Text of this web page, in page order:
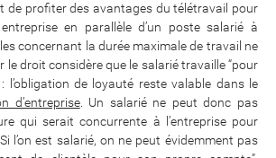
de profiter des avantages du télétravail pour
en parallèle d’un poste salarié à
concernant la durée maximale de travail ne
le droit considère que le salarié travaille “pour
l’obligation de loyauté reste valable dans le
d’entreprise. Un salarié ne peut donc pas
qui serait concurrente à l’entreprise pour
l’on est salarié, on ne peut évidemment pas